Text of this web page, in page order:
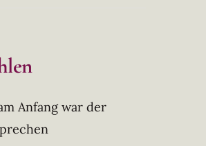
Anfang war der